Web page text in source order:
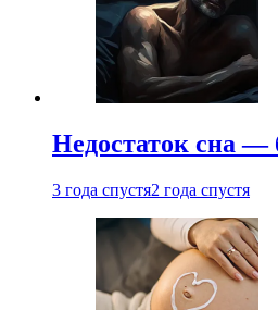
Недостаток сна —
3 года спустя2 года спустя